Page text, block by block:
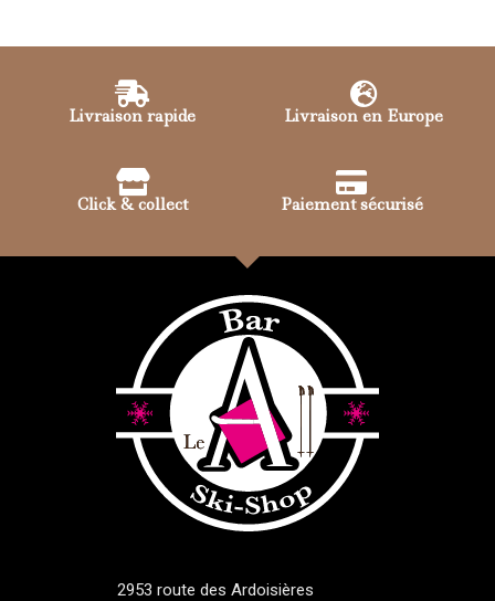
Livraison rapide Livraison en Europe
Click & collect Paiement sécurisé
2953 route des Ardoisières